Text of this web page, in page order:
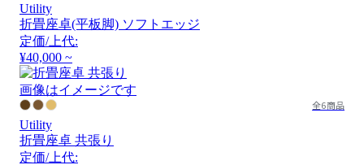
Utility
折畳座卓(平板脚) ソフトエッジ
定価/上代:
¥40,000 ~
画像はイメージです
全6商品
Utility
折畳座卓 共張り
定価/上代: